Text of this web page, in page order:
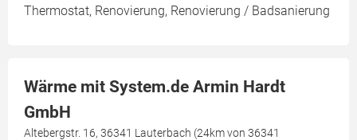
Thermostat, Renovierung, Renovierung / Badsanierung
Wärme mit System.de Armin Hardt
GmbH
Altebergstr. 16, 36341 Lauterbach (24km von 36341